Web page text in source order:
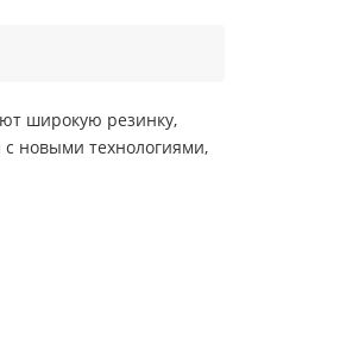
широкую резинку,
новыми технологиями,